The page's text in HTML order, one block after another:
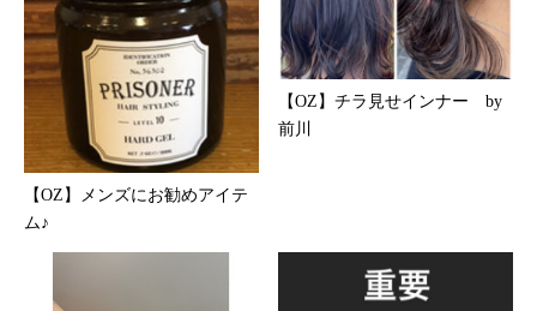
【OZ】メンズにお勧めアイテ
ム♪
【OZ】チラ見せインナー by
前川